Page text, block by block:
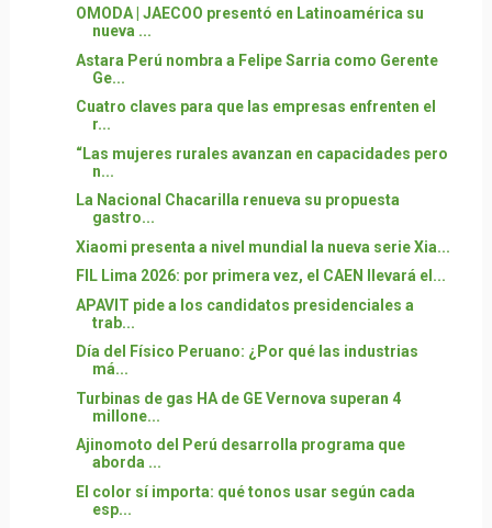
OMODA | JAECOO presentó en Latinoamérica su
nueva ...
Astara Perú nombra a Felipe Sarria como Gerente
Ge...
Cuatro claves para que las empresas enfrenten el
r...
“Las mujeres rurales avanzan en capacidades pero
n...
La Nacional Chacarilla renueva su propuesta
gastro...
Xiaomi presenta a nivel mundial la nueva serie Xia...
FIL Lima 2026: por primera vez, el CAEN llevará el...
APAVIT pide a los candidatos presidenciales a
trab...
Día del Físico Peruano: ¿Por qué las industrias
má...
Turbinas de gas HA de GE Vernova superan 4
millone...
Ajinomoto del Perú desarrolla programa que
aborda ...
El color sí importa: qué tonos usar según cada
esp...